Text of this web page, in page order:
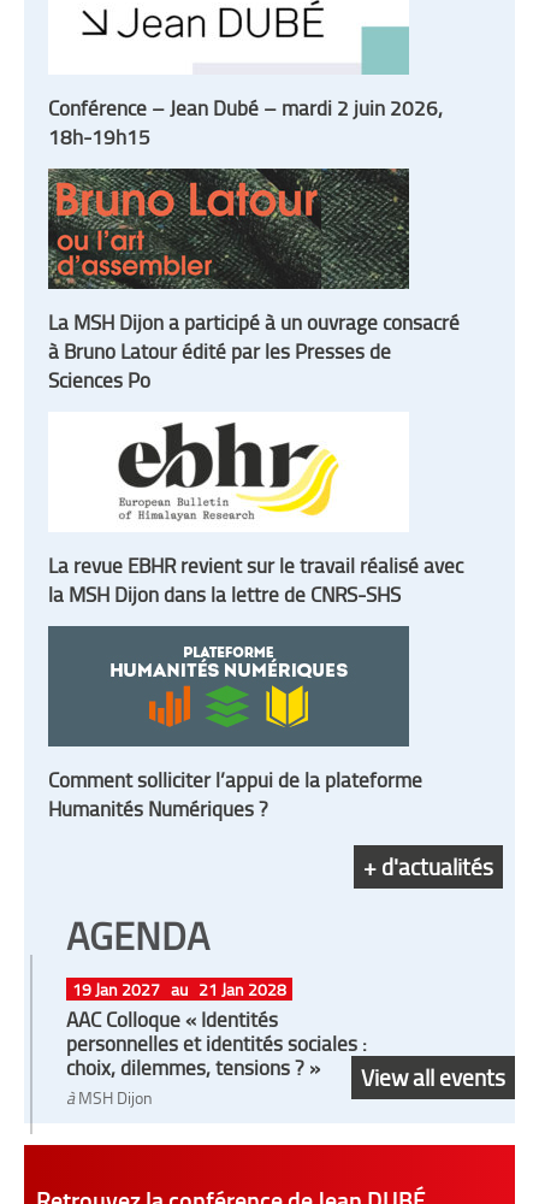
Conférence – Jean Dubé – mardi 2 juin 2026,
18h-19h15
La MSH Dijon a participé à un ouvrage consacré
à Bruno Latour édité par les Presses de
Sciences Po
La revue EBHR revient sur le travail réalisé avec
la MSH Dijon dans la lettre de CNRS-SHS
Comment solliciter l’appui de la plateforme
Humanités Numériques ?
+ d'actualités
AGENDA
19 Jan 2027 au 21 Jan 2028
AAC Colloque « Identités
personnelles et identités sociales :
choix, dilemmes, tensions ? »
àMSH Dijon
View all events